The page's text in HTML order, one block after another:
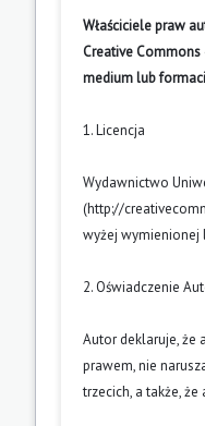
Właściciele praw
Creative
medium lub
1. Licencja
Wydawnictwo
(http://
wyżej wymienionej
2. Oświadczenie
Autor deklaruje, że
prawem, nie
trzecich, a także,